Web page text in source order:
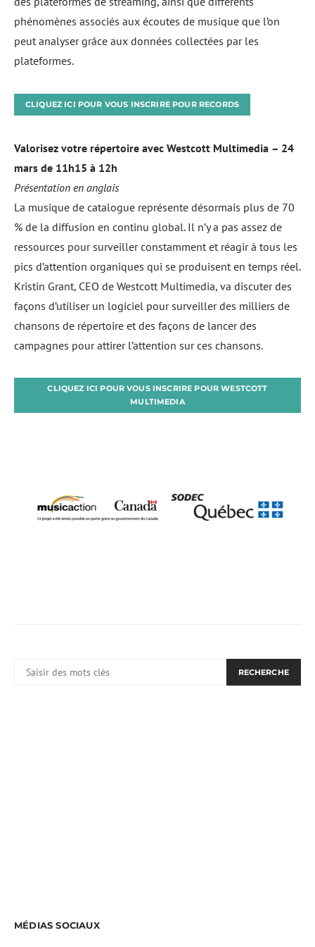
phénomènes associés aux écoutes de musique que l’on
peut analyser grâce aux données collectées par les
plateformes.
CLIQUEZ ICI POUR VOUS INSCRIRE POUR RECORDS
Valorisez votre répertoire avec Westcott Multimedia – 24
mars de 11h15 à 12h
Présentation en anglais
La musique de catalogue représente désormais plus de 70
% de la diffusion en continu global. Il n’y a pas assez de
ressources pour surveiller constamment et réagir à tous les
pics d’attention organiques qui se produisent en temps réel.
Kristin Grant, CEO de Westcott Multimedia, va discuter des
façons d’utiliser un logiciel pour surveiller des milliers de
chansons de répertoire et des façons de lancer des
campagnes pour attirer l’attention sur ces chansons.
CLIQUEZ ICI POUR VOUS INSCRIRE POUR WESTCOTT
MULTIMEDIA
RECHERCHE
MÉDIAS SOCIAUX